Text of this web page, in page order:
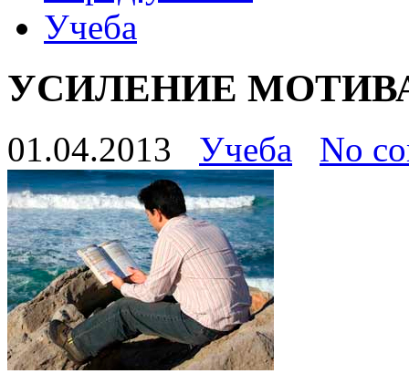
Учеба
УСИЛЕНИЕ
01.04.2013 Учеба No